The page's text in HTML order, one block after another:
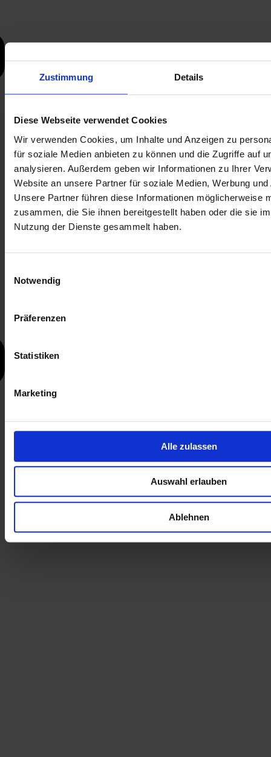
Zustimmung Details
Diese Webseite verwendet Cookies
Wir verwenden Cookies, um Inhalte und Anzeigen zu
für soziale Medien anbieten zu können und die Zugriffe auf
analysieren. Außerdem geben wir Informationen zu Ihrer
Website an unsere Partner für soziale Medien, Werbung
Unsere Partner führen diese Informationen möglicherweise
zusammen, die Sie ihnen bereitgestellt haben oder die sie
Nutzung der Dienste gesammelt haben.
Notwendig
Präferenzen
Statistiken
Marketing
Alle zulassen
Auswahl erlauben
Ablehnen